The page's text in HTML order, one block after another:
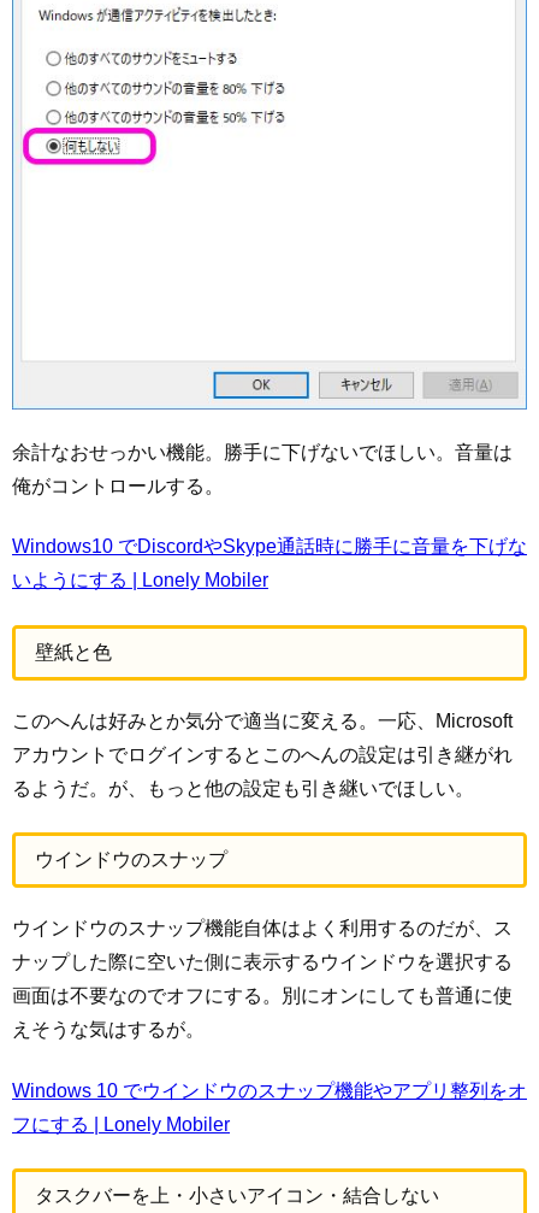
余計なおせっかい機能。勝手に下げないでほしい。音量は
俺がコントロールする。
Windows10 でDiscordやSkype通話時に勝手に音量を下げな
いようにする | Lonely Mobiler
壁紙と色
このへんは好みとか気分で適当に変える。一応、Microsoft
アカウントでログインするとこのへんの設定は引き継がれ
るようだ。が、もっと他の設定も引き継いでほしい。
ウインドウのスナップ
ウインドウのスナップ機能自体はよく利用するのだが、ス
ナップした際に空いた側に表示するウインドウを選択する
画面は不要なのでオフにする。別にオンにしても普通に使
えそうな気はするが。
Windows 10 でウインドウのスナップ機能やアプリ整列をオ
フにする | Lonely Mobiler
タスクバーを上・小さいアイコン・結合しない